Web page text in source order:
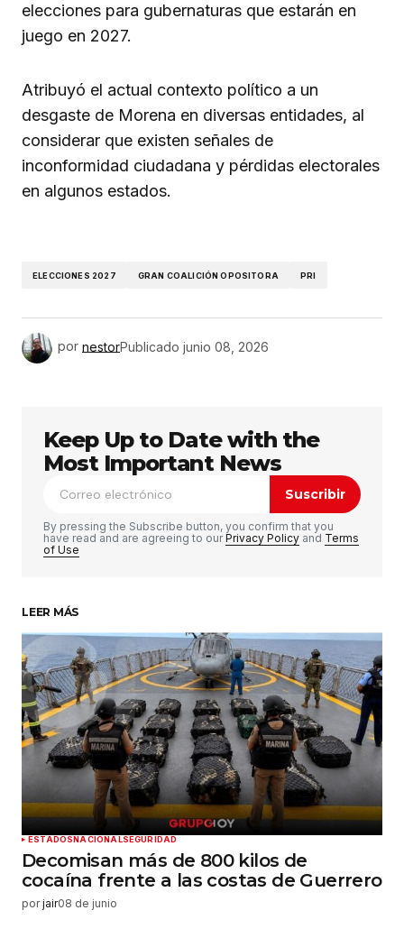
elecciones para gubernaturas que estarán en
juego en 2027.
Atribuyó el actual contexto político a un
desgaste de Morena en diversas entidades, al
considerar que existen señales de
inconformidad ciudadana y pérdidas electorales
en algunos estados.
ELECCIONES 2027 GRAN COALICIÓN OPOSITORA PRI
por nestorPublicado junio 08, 2026
Keep Up to Date with the
Most Important News
Suscribir
By pressing the Subscribe button, you confirm that you
have read and are agreeing to ourPrivacy Policy and Terms
of Use
LEER MÁS
ESTADOS NACIONALSEGURIDAD
Decomisan más de 800 kilos de
cocaína frente a las costas de Guerrero
por jair08 de junio